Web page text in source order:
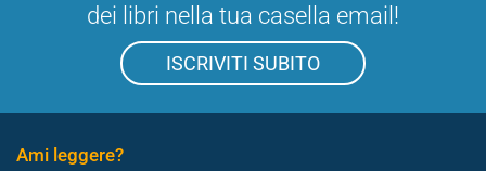
dei libri nella tua casella email!
ISCRIVITI SUBITO
Ami leggere?